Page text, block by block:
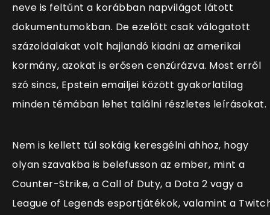
neve is feltűnt a korábban napvilágot látott
dokumentumokban. De ezelőtt csak válogatott
százoldalakat volt hajlandó kiadni az amerikai
kormány, azokat is erősen cenzúrázva. Most erről
szó sincs, Epstein emailjei között gyakorlatilag
minden témában lehet találni részletes leírásokat.
Nem is kellett túl sokáig keresgélni ahhoz, hogy
olyan szavakba is belefusson az ember, mint a
Counter-Strike, a Call of Duty, a Dota 2 vagy a
League of Legends esportjátékok, valamint a